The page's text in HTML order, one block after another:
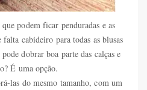
podem ficar penduradas e as
cabideiro para todas as blusas
dobrar boa parte das calças e
É uma opção.
las do mesmo tamanho, com um